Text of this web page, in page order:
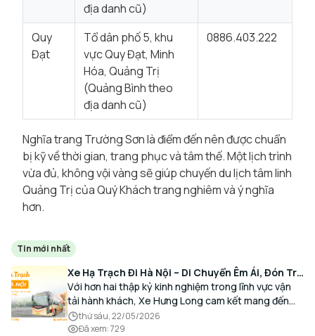
địa danh cũ)
Quy
Đạt
Tổ dân phố 5, khu
vực Quy Đạt, Minh
Hóa, Quảng Trị
(Quảng Bình theo
địa danh cũ)
0886.403.222
Nghĩa trang Trường Sơn là điểm đến nên được chuẩn
bị kỹ về thời gian, trang phục và tâm thế. Một lịch trình
vừa đủ, không vội vàng sẽ giúp chuyến du lịch tâm linh
Quảng Trị của Quý Khách trang nghiêm và ý nghĩa
hơn.
Tin mới nhất
Xe Hạ Trạch Đi Hà Nội – Di Chuyển Êm Ái, Đón Trả
Tận Nơi Cùng Xe Hưng Long
Với hơn hai thập kỷ kinh nghiệm trong lĩnh vực vận
tải hành khách, Xe Hưng Long cam kết mang đến
cho Quý Khách một hành trình di chuyển trọn vẹn,
thoải mái và đúng giờ.
thứ sáu, 22/05/2026
Đã xem:729